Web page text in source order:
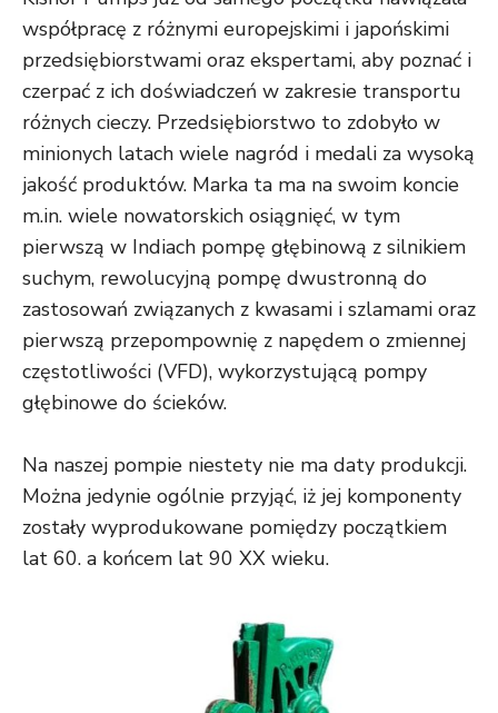
współpracę z różnymi europejskimi i japońskimi
przedsiębiorstwami oraz ekspertami, aby poznać i
czerpać z ich doświadczeń w zakresie transportu
różnych cieczy. Przedsiębiorstwo to zdobyło w
minionych latach wiele nagród i medali za wysoką
jakość produktów. Marka ta ma na swoim koncie
m.in. wiele nowatorskich osiągnięć, w tym
pierwszą w Indiach pompę głębinową z silnikiem
suchym, rewolucyjną pompę dwustronną do
zastosowań związanych z kwasami i szlamami oraz
pierwszą przepompownię z napędem o zmiennej
częstotliwości (VFD), wykorzystującą pompy
głębinowe do ścieków.
Na naszej pompie niestety nie ma daty produkcji.
Można jedynie ogólnie przyjąć, iż jej komponenty
zostały wyprodukowane pomiędzy początkiem
lat 60. a końcem lat 90 XX wieku.